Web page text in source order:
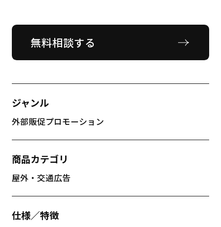
無料相談する
ジャンル
外部販促プロモーション
商品カテゴリ
屋外・交通広告
仕様／特徴